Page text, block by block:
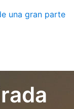
una gran parte